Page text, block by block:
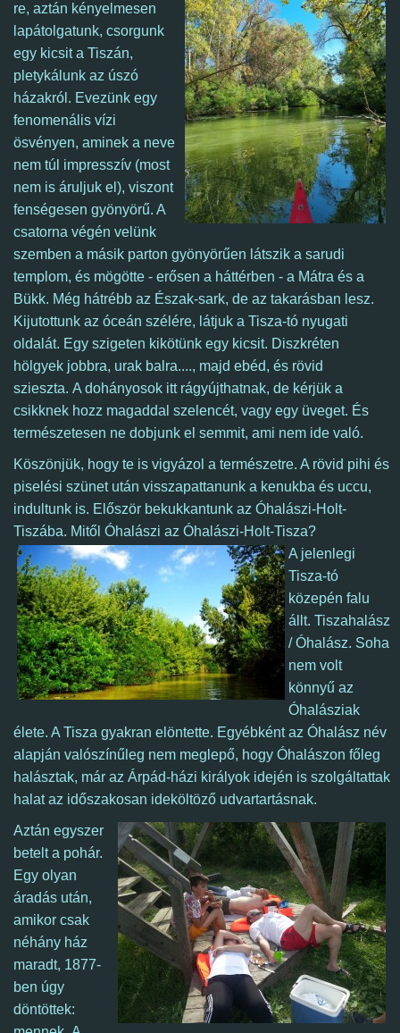
re, aztán kényelmesen
lapátolgatunk, csorgunk
egy kicsit a Tiszán,
pletykálunk az úszó
házakról. Evezünk egy
fenomenális vízi
ösvényen, aminek a neve
nem túl impresszív (most
nem is áruljuk el), viszont
fenségesen gyönyörű. A
csatorna végén velünk
szemben a másik parton gyönyörűen látszik a sarudi
templom, és mögötte - erősen a háttérben - a Mátra és a
Bükk. Még hátrébb az Észak-sark, de az takarásban lesz.
Kijutottunk az óceán szélére, látjuk a Tisza-tó nyugati
oldalát. Egy szigeten kikötünk egy kicsit. Diszkréten
hölgyek jobbra, urak balra...., majd ebéd, és rövid
szieszta. A dohányosok itt rágyújthatnak, de kérjük a
csikknek hozz magaddal szelencét, vagy egy üveget. És
természetesen ne dobjunk el semmit, ami nem ide való.
Köszönjük, hogy te is vigyázol a természetre. A rövid pihi és
piselési szünet után visszapattanunk a kenukba és uccu,
indultunk is. Először bekukkantunk az Óhalászi-Holt-
Tiszába. Mitől Óhalászi az Óhalászi-Holt-Tisza?
A jelenlegi
Tisza-tó
közepén falu
állt. Tiszahalász
/ Óhalász. Soha
nem volt
könnyű az
Óhalásziak
élete. A Tisza gyakran elöntette. Egyébként az Óhalász név
alapján valószínűleg nem meglepő, hogy Óhalászon főleg
halásztak, már az Árpád-házi királyok idején is szolgáltattak
halat az időszakosan ideköltöző udvartartásnak.
Aztán egyszer
betelt a pohár.
Egy olyan
áradás után,
amikor csak
néhány ház
maradt, 1877-
ben úgy
döntöttek: